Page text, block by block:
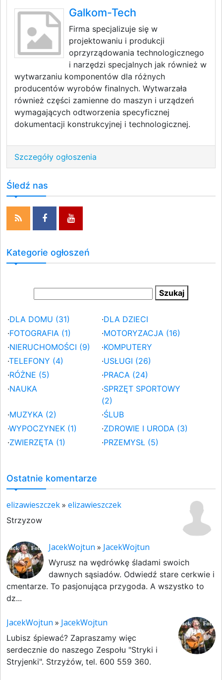
Galkom-Tech
Firma specjalizuje się w
projektowaniu i produkcji
oprzyrządowania technologicznego
i narzędzi specjalnych jak również w
wytwarzaniu komponentów dla różnych
producentów wyrobów finalnych. Wytwarzała
również części zamienne do maszyn i urządzeń
wymagających odtworzenia specyficznej
dokumentacji konstrukcyjnej i technologicznej.
Szczegóły ogłoszenia
Śledź nas
Kategorie ogłoszeń
·DLA DOMU (31) ·DLA DZIECI
·FOTOGRAFIA (1) ·MOTORYZACJA (16)
·NIERUCHOMOŚCI (9) ·KOMPUTERY
·TELEFONY (4) ·USŁUGI (26)
·RÓŻNE (5) ·PRACA (24)
·NAUKA ·SPRZĘT SPORTOWY
(2)
·MUZYKA (2) ·ŚLUB
·WYPOCZYNEK (1) ·ZDROWIE I URODA (3)
·ZWIERZĘTA (1) ·PRZEMYSŁ (5)
Ostatnie komentarze
elizawieszczek» elizawieszczek
Strzyzow
JacekWojtun » JacekWojtun
Wyrusz na wędrówkę śladami swoich
dawnych sąsiadów. Odwiedź stare cerkwie i
cmentarze. To pasjonująca przygoda. A wszystko to
dz...
JacekWojtun » JacekWojtun
Lubisz śpiewać? Zapraszamy więc
serdecznie do naszego Zespołu "Stryki i
Stryjenki". Strzyżów, tel. 600 559 360.